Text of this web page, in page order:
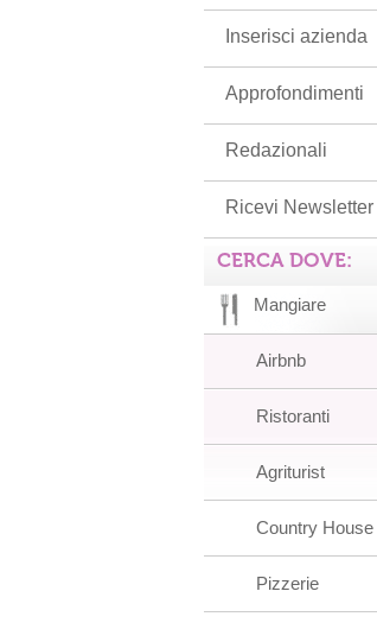
Inserisci azienda
Approfondimenti
Redazionali
Ricevi Newsletter
CERCA DOVE:
Mangiare
Airbnb
Ristoranti
Agriturist
Country House
Pizzerie